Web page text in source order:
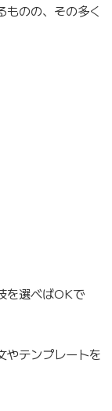
ものの、その多く
を選べばOKで
やテンプレートを